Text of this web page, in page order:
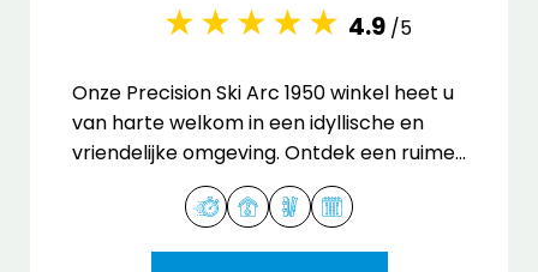
4.9 /5
Onze Precision Ski Arc 1950 winkel heet u
van harte welkom in een idyllische en
vriendelijke omgeving. Ontdek een ruime
selectie aan uitrusting en accessoires.